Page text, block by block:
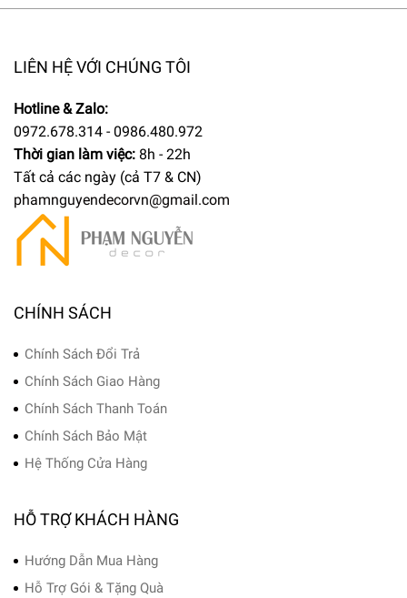
LIÊN HỆ VỚI CHÚNG TÔI
Hotline & Zalo:
0972.678.314 - 0986.480.972
Thời gian làm việc: 8h - 22h
Tất cả các ngày (cả T7 & CN)
phamnguyendecorvn@gmail.com
CHÍNH SÁCH
Chính Sách Đổi Trả
Chính Sách Giao Hàng
Chính Sách Thanh Toán
Chính Sách Bảo Mật
Hệ Thống Cửa Hàng
HỖ TRỢ KHÁCH HÀNG
Hướng Dẫn Mua Hàng
Hỗ Trợ Gói & Tặng Quà